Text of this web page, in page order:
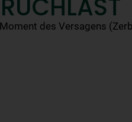
des Versagens